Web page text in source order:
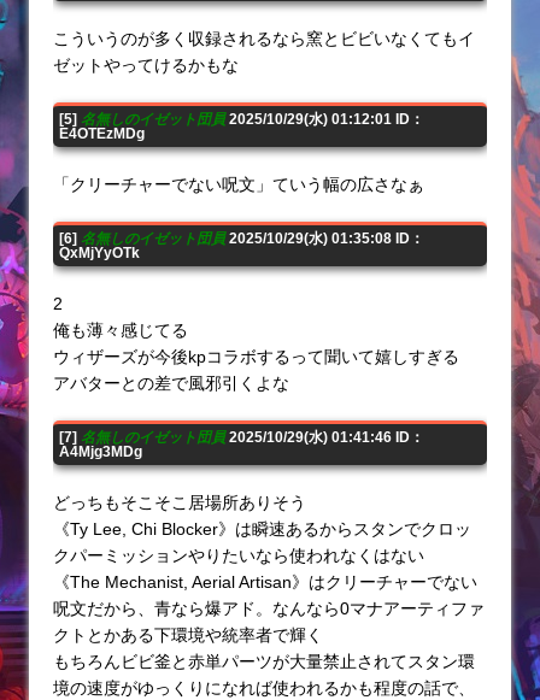
こういうのが多く収録されるなら窯とビビいなくてもイ
ゼットやってけるかもな
[5] 名無しのイゼット団員2025/10/29(水) 01:12:01 ID：
E4OTEzMDg
「クリーチャーでない呪文」ていう幅の広さなぁ
[6] 名無しのイゼット団員2025/10/29(水) 01:35:08 ID：
QxMjYyOTk
2
俺も薄々感じてる
ウィザーズが今後kpコラボするって聞いて嬉しすぎる
アバターとの差で風邪引くよな
[7] 名無しのイゼット団員2025/10/29(水) 01:41:46 ID：
A4Mjg3MDg
どっちもそこそこ居場所ありそう
《Ty Lee, Chi Blocker》は瞬速あるからスタンでクロッ
クパーミッションやりたいなら使われなくはない
《The Mechanist, Aerial Artisan》はクリーチャーでない
呪文だから、青なら爆アド。なんなら0マナアーティファ
クトとかある下環境や統率者で輝く
もちろんビビ釜と赤単パーツが大量禁止されてスタン環
境の速度がゆっくりになれば使われるかも程度の話で、